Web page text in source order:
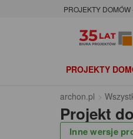
PROJEKTY DOMÓW
PROJEKTY
archon.pl
Projekt
Inne wersje